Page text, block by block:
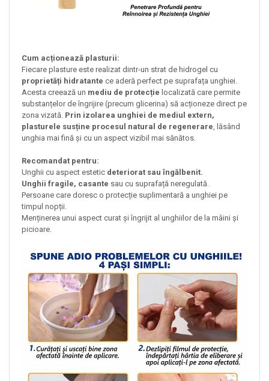
Cum acționează plasturii:
Fiecare plasture este realizat dintr-un strat de hidrogel cu
proprietăți hidratante ce aderă perfect pe suprafața unghiei.
Acesta creează un mediu de protecție localizată care permite
substanțelor de îngrijire (precum glicerina) să acționeze direct pe
zona vizată. Prin izolarea unghiei de mediul extern,
plasturele susține procesul natural de regenerare, lăsând
unghia mai fină și cu un aspect vizibil mai sănătos.
Recomandat pentru:
Unghii cu aspect estetic deteriorat sau îngălbenit.
Unghii fragile, casante sau cu suprafață neregulată.
Persoane care doresc o protecție suplimentară a unghiei pe
timpul nopții.
Menținerea unui aspect curat și îngrijit al unghiilor de la mâini și
picioare.